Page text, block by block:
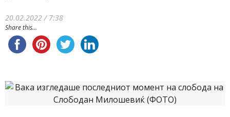
20.02.2022 / 7:38
Share this...